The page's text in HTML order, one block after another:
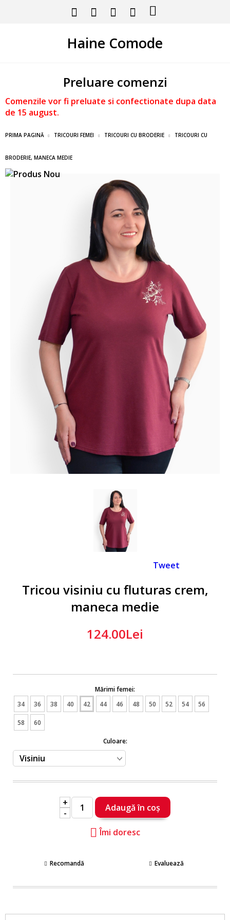
Haine Comode
Preluare comenzi
Comenzile vor fi preluate si confectionate dupa data
de 15 august.
PRIMA PAGINĂ TRICOURI FEMEI TRICOURI CU BRODERIE TRICOURI CU
BRODERIE, MANECA MEDIE
Tricou visiniu cu fluturas crem,
maneca medie
124.00Lei
Mărimi femei:
34
36 38 40 42 44 46 48 50 52 54 56
58 60
Culoare:
+
-
Îmi doresc
Recomandă Evaluează
Tweet